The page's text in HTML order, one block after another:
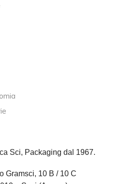
Sci, Packaging dal 1967.
Gramsci, 10 B / 10 C